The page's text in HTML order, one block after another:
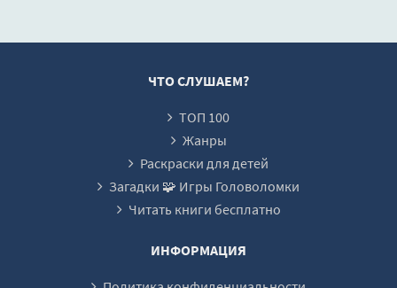
20_Цветок пустыни
ЧТО СЛУШАЕМ?
ТОП 100
Жанры
Раскраски для детей
Загадки 🧩 Игры Головоломки
Читать книги бесплатно
ИНФОРМАЦИЯ